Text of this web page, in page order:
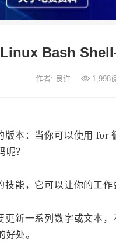
Linux Bash
作者: 良许 1,998
版本：当你可以使用 for
？
技能，它可以让你的工
更新一系列数字或文本
处。